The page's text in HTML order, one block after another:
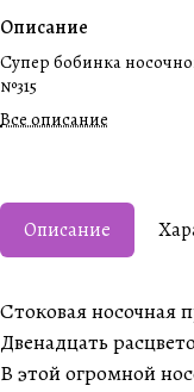
Описание
Супер бобинка
№315
Все описание
Описание
Стоковая носочная
Двенадцать
В этой огромной